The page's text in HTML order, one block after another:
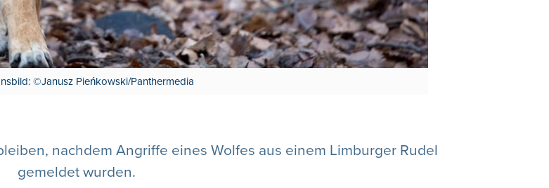
©Janusz Pieńkowski/Panthermedia
nachdem Angriffe eines Wolfes aus einem Limburger Rudel
gemeldet wurden.